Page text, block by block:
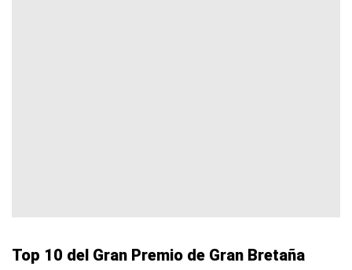
Top 10 del Gran Premio de Gran Bretaña